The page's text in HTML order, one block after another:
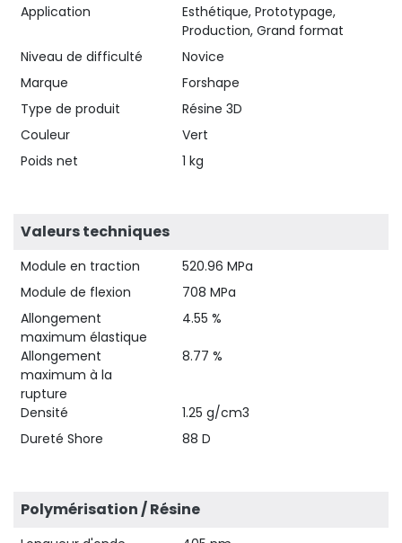
Application
Esthétique, Prototypage,
Production, Grand format
Niveau de difficulté
Novice
Marque
Forshape
Type de produit
Résine 3D
Couleur
Vert
Poids net
1 kg
Valeurs techniques
Module en traction
520.96 MPa
Module de flexion
708 MPa
Allongement
maximum élastique
4.55 %
Allongement
maximum à la
rupture
8.77 %
Densité
1.25 g/cm3
Dureté Shore
88 D
Polymérisation / Résine